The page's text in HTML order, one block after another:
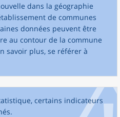
dans la géographie
de communes
données peuvent être
au contour de la commune
savoir plus, se référer à
certains indicateurs